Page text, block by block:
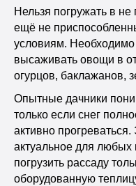
Нельзя погружать в
ещё не
условиям. Необходимо
высаживать овощи в
огурцов, баклажанов,
Опытные дачники
только если снег
активно
актуальное для любых
погрузить рассаду
оборудованную